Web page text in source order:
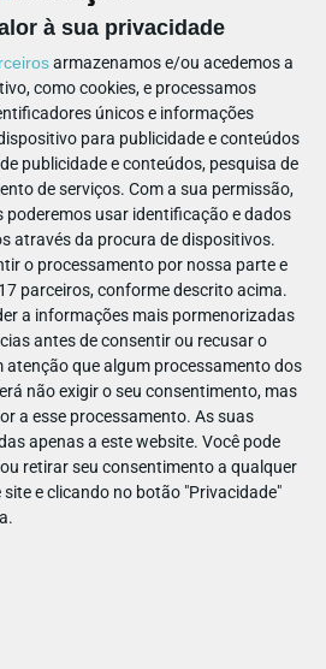
à sua privacidade
armazenamos e/ou acedemos a
como cookies, e processamos
únicos e informações
para publicidade e conteúdos
publicidade e conteúdos, pesquisa de
de serviços. Com a sua permissão,
poderemos usar identificação e dados
através da procura de dispositivos.
o processamento por nossa parte e
parceiros, conforme descrito acima.
a informações mais pormenorizadas
antes de consentir ou recusar o
atenção que algum processamento dos
não exigir o seu consentimento, mas
a esse processamento. As suas
apenas a este website. Você pode
retirar seu consentimento a qualquer
e clicando no botão "Privacidade"
10